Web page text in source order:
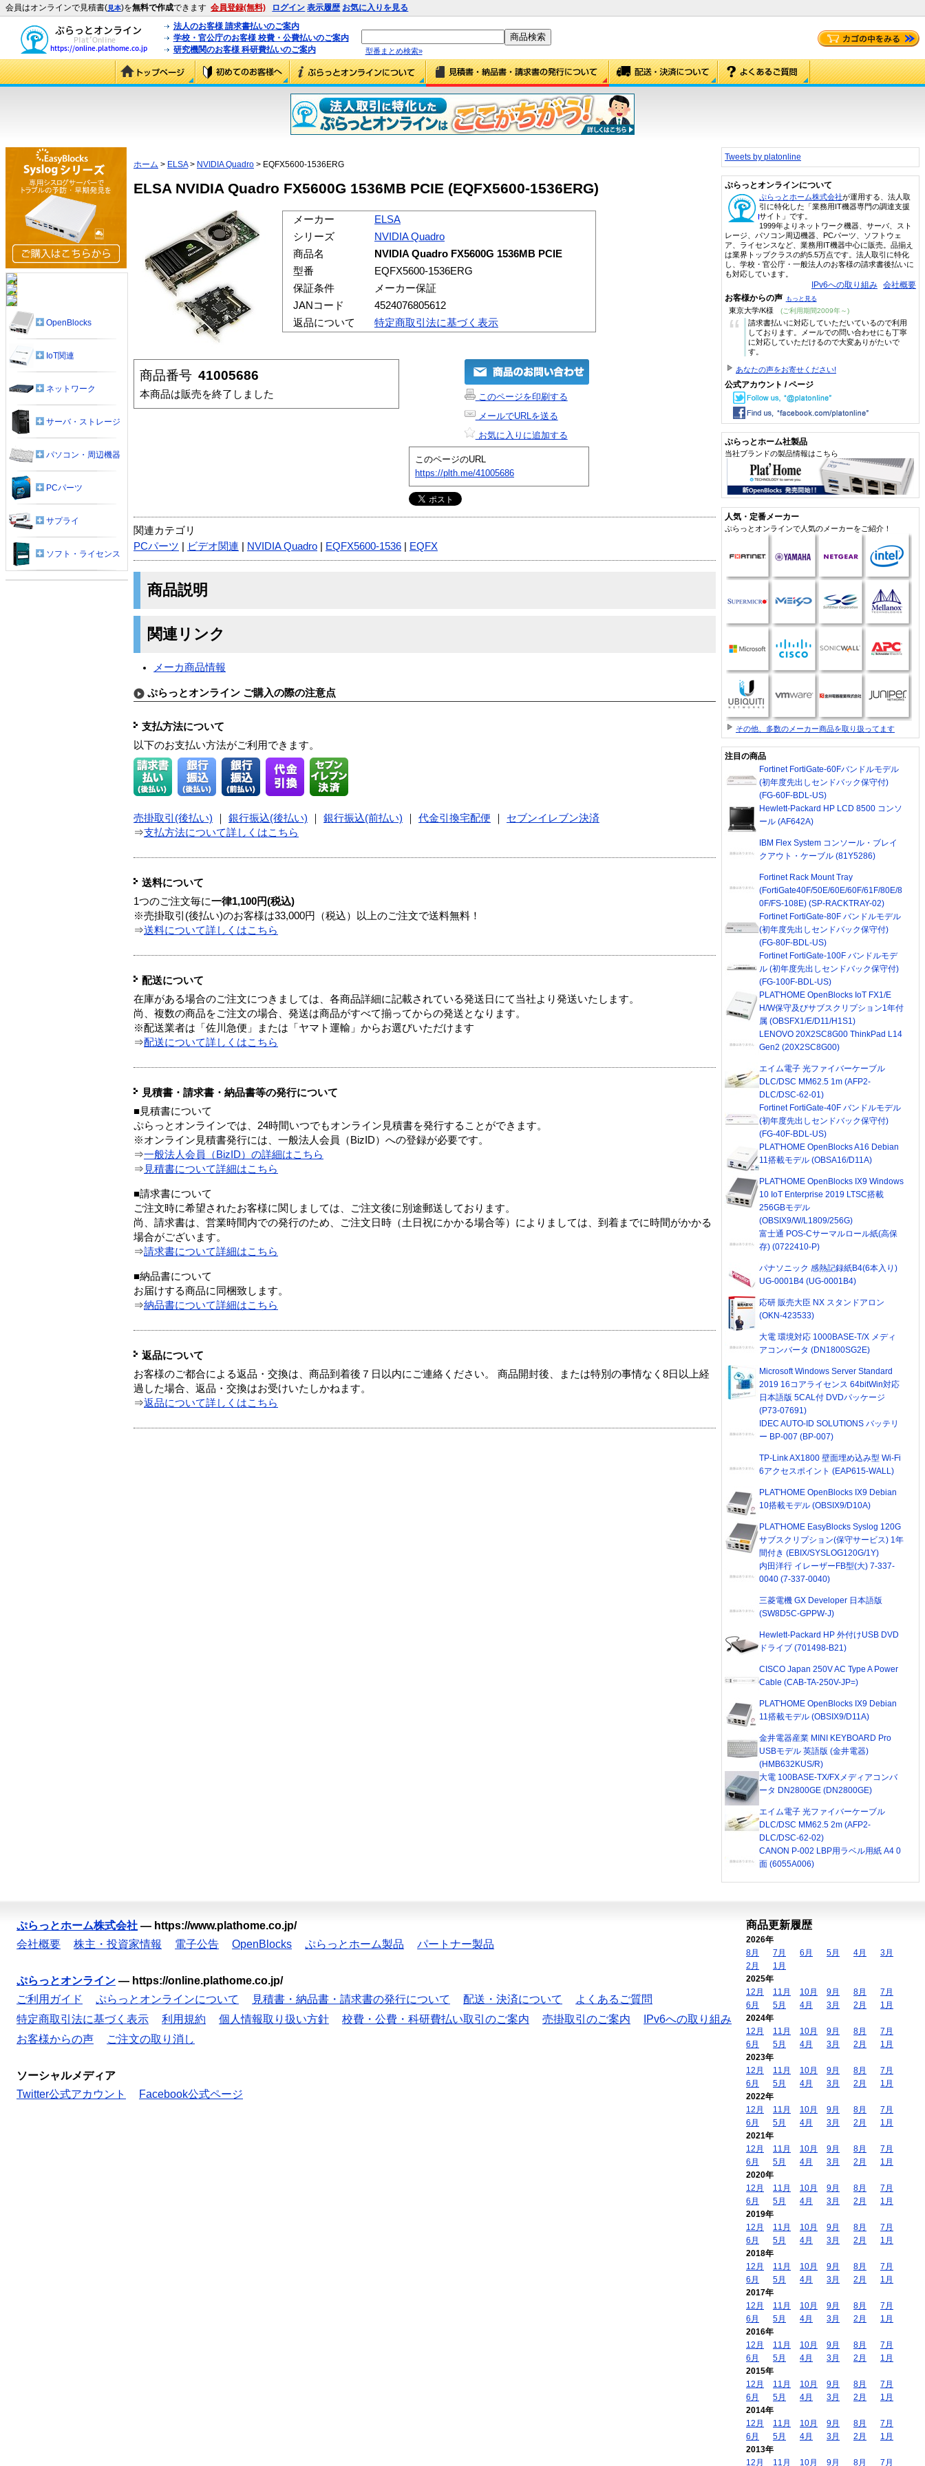
会員はオンラインで見積書(見本)を無料で作成できます 会員登録(無料) ログイン 表示履歴 お気に入りを見る
法人のお客様 請求書払いのご案内
学校・官公庁のお客様 校費・公費払いのご案内
研究機関のお客様 科研費払いのご案内
型番まとめ検索»
ホーム > ELSA> NVIDIA Quadro > EQFX5600-1536ERG
ELSA NVIDIA Quadro FX5600G 1536MB PCIE (EQFX5600-1536ERG)
メーカー
ELSA
シリーズ
NVIDIA Quadro
商品名
NVIDIA Quadro FX5600G 1536MB PCIE
型番
EQFX5600-1536ERG
保証条件
メーカー保証
JANコード
4524076805612
返品について
特定商取引法に基づく表示
商品番号 41005686
本商品は販売を終了しました
このページを印刷する
メールでURLを送る
お気に入りに追加する
このページのURL
https://plth.me/41005686
関連カテゴリ
PCパーツ
ビデオ関連 NVIDIA Quadro EQFX5600-1536 EQFX
商品説明
関連リンク
メーカ商品情報
ぷらっとオンライン ご購入の際の注意点
支払方法について
以下のお支払い方法がご利用できます。
売掛取引(後払い) 銀行振込(後払い) 銀行振込(前払い) 代金引換宅配便
セブンイレブン決済
⇒支払方法について詳しくはこちら
送料について
1つのご注文毎に一律1,100円(税込)
※売掛取引(後払い)のお客様は33,000円（税込）以上のご注文で送料無料！
⇒送料について詳しくはこちら
配送について
在庫がある場合のご注文につきましては、各商品詳細に記載されている発送日にて当社より発送いたします。
尚、複数の商品をご注文の場合、発送は商品がすべて揃ってからの発送となります。
※配送業者は「佐川急便」または「ヤマト運輸」からお選びいただけます
⇒配送について詳しくはこちら
見積書・請求書・納品書等の発行について
■見積書について
ぷらっとオンラインでは、24時間いつでもオンライン見積書を発行することができます。
※オンライン見積書発行には、一般法人会員（BizID）への登録が必要です。
⇒一般法人会員（BizID）の詳細はこちら
⇒ 見積書について詳細はこちら
■請求書について
ご注文時に希望されたお客様に関しましては、ご注文後に別途郵送しております。
尚、請求書は、営業時間内での発行のため、ご注文日時（土日祝にかかる場合等）によりましては、到着までに時間がかかる
場合がございます。
⇒請求書について詳細はこちら
■納品書について
お届けする商品に同梱致します。
⇒納品書について詳細はこちら
返品について
お客様のご都合による返品・交換は、商品到着後７日以内にご連絡ください。 商品開封後、または特別の事情なく8日以上経
過した場合、返品・交換はお受けいたしかねます。
⇒返品について詳しくはこちら
OpenBlocks
IoT関連
ネットワーク
サーバ・ストレージ
パソコン・周辺機器
PCパーツ
サプライ
ソフト・ライセンス
Tweets by platonline
ぷらっとオンラインについて
ぷらっとホーム株式会社が運用する、法人取
引に特化した「業務用IT機器専門の調達支援
サイト」です。
1999年よりネットワーク機器、サーバ、スト
レージ、パソコン周辺機器、PCパーツ、ソフトウェ
ア、ライセンスなど、業務用IT機器中心に販売。品揃え
は業界トップクラスの約5.5万点です。法人取引に特化
し、学校・官公庁・一般法人のお客様の請求書後払いに
も対応しています。
IPv6への取り組み 会社概要
お客様からの声 もっと見る
東京大学/K様 (ご利用期間2009年～)
“
請求書払いに対応していただいているので利用
しております。メールでの問い合わせにも丁寧
に対応していただけるので大変ありがたいで
す。
あなたの声をお寄せください!
公式アカウント / ページ
ぷらっとホーム社製品
当社ブランドの製品情報はこちら
人気・定番メーカー
ぷらっとオンラインで人気のメーカーをご紹介！
その他、多数のメーカー商品を取り扱ってます
注目の商品
Fortinet FortiGate-60Fバンドルモデル
(初年度先出しセンドバック保守付)
(FG-60F-BDL-US)
Hewlett-Packard HP LCD 8500 コンソ
ール (AF642A)
IBM Flex System コンソール・ブレイ
クアウト・ケーブル (81Y5286)
Fortinet Rack Mount Tray
(FortiGate40F/50E/60E/60F/61F/80E/8
0F/FS-108E) (SP-RACKTRAY-02)
Fortinet FortiGate-80F バンドルモデル
(初年度先出しセンドバック保守付)
(FG-80F-BDL-US)
Fortinet FortiGate-100F バンドルモデ
ル (初年度先出しセンドバック保守付)
(FG-100F-BDL-US)
PLAT'HOME OpenBlocks IoT FX1/E
H/W保守及びサブスクリプション1年付
属 (OBSFX1/E/D11/H1S1)
LENOVO 20X2SC8G00 ThinkPad L14
Gen2 (20X2SC8G00)
エイム電子 光ファイバーケーブル
DLC/DSC MM62.5 1m (AFP2-
DLC/DSC-62-01)
Fortinet FortiGate-40F バンドルモデル
(初年度先出しセンドバック保守付)
(FG-40F-BDL-US)
PLAT'HOME OpenBlocks A16 Debian
11搭載モデル (OBSA16/D11A)
PLAT'HOME OpenBlocks IX9 Windows
10 IoT Enterprise 2019 LTSC搭載
256GBモデル
(OBSIX9/W/L1809/256G)
富士通 POS-Cサーマルロール紙(高保
存) (0722410-P)
パナソニック 感熱記録紙B4(6本入り)
UG-0001B4 (UG-0001B4)
応研 販売大臣 NX スタンドアロン
(OKN-423533)
大電 環境対応 1000BASE-T/X メディ
アコンバータ (DN1800SG2E)
Microsoft Windows Server Standard
2019 16コアライセンス 64bitWin対応
日本語版 5CAL付 DVDパッケージ
(P73-07691)
IDEC AUTO-ID SOLUTIONS バッテリ
ー BP-007 (BP-007)
TP-Link AX1800 壁面埋め込み型 Wi-Fi
6アクセスポイント (EAP615-WALL)
PLAT'HOME OpenBlocks IX9 Debian
10搭載モデル (OBSIX9/D10A)
PLAT'HOME EasyBlocks Syslog 120G
サブスクリプション(保守サービス) 1年
間付き (EBIX/SYSLOG120G/1Y)
内田洋行 イレーザーFB型(大) 7-337-
0040 (7-337-0040)
三菱電機 GX Developer 日本語版
(SW8D5C-GPPW-J)
Hewlett-Packard HP 外付けUSB DVD
ドライブ (701498-B21)
CISCO Japan 250V AC Type A Power
Cable (CAB-TA-250V-JP=)
PLAT'HOME OpenBlocks IX9 Debian
11搭載モデル (OBSIX9/D11A)
金井電器産業 MINI KEYBOARD Pro
USBモデル 英語版 (金井電器)
(HMB632KUS/R)
大電 100BASE-TX/FXメディアコンバ
ータ DN2800GE (DN2800GE)
エイム電子 光ファイバーケーブル
DLC/DSC MM62.5 2m (AFP2-
DLC/DSC-62-02)
CANON P-002 LBP用ラベル用紙 A4 0
面 (6055A006)
ぷらっとホーム株式会社 — https://www.plathome.co.jp/
会社概要
株主・投資家情報 電子公告 OpenBlocks ぷらっとホーム製品 パートナー製品
ぷらっとオンライン — https://online.plathome.co.jp/
ご利用ガイド
ぷらっとオンラインについて 見積書・納品書・請求書の発行について 配送・決済について
よくあるご質問
特定商取引法に基づく表示
利用規約 個人情報取り扱い方針 校費・公費・科研費払い取引のご案内 売掛取引のご案内
IPv6への取り組み
お客様からの声
ご注文の取り消し
ソーシャルメディア
Twitter公式アカウント
Facebook公式ページ
商品更新履歴
2026年
8月
7月 6月 5月 4月
3月
2月
1月
2025年
12月
11月 10月 9月 8月
7月
6月
5月 4月 3月 2月
1月
2024年
12月
11月 10月 9月 8月
7月
6月
5月 4月 3月 2月
1月
2023年
12月
11月 10月 9月 8月
7月
6月
5月 4月 3月 2月
1月
2022年
12月
11月 10月 9月 8月
7月
6月
5月 4月 3月 2月
1月
2021年
12月
11月 10月 9月 8月
7月
6月
5月 4月 3月 2月
1月
2020年
12月
11月 10月 9月 8月
7月
6月
5月 4月 3月 2月
1月
2019年
12月
11月 10月 9月 8月
7月
6月
5月 4月 3月 2月
1月
2018年
12月
11月 10月 9月 8月
7月
6月
5月 4月 3月 2月
1月
2017年
12月
11月 10月 9月 8月
7月
6月
5月 4月 3月 2月
1月
2016年
12月
11月 10月 9月 8月
7月
6月
5月 4月 3月 2月
1月
2015年
12月
11月 10月 9月 8月
7月
6月
5月 4月 3月 2月
1月
2014年
12月
11月 10月 9月 8月
7月
6月
5月 4月 3月 2月
1月
2013年
12月
11月 10月 9月 8月 7月